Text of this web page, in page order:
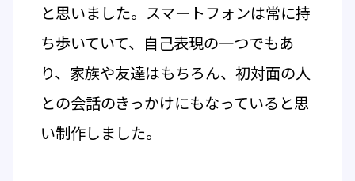
と思いました。スマートフォンは常に持
ち歩いていて、自己表現の一つでもあ
り、家族や友達はもちろん、初対面の人
との会話のきっかけにもなっていると思
い制作しました。